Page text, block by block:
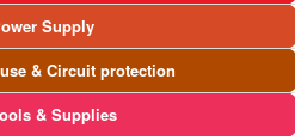
Supply
& Circuit protection
& Supplies